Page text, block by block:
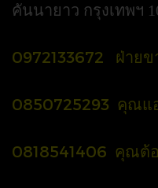
คันนายาว กรุงเทพฯ
0972133672 ฝ่าย
0850725293 คุณแ
0818541406 คุณต้